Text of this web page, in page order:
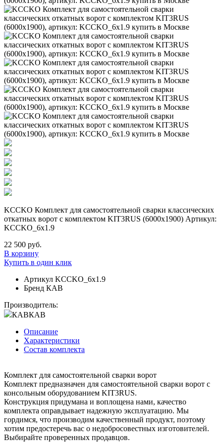
KCCKO Комплект для самостоятельной сварки классических
откатных ворот c комплектом KIT3RUS (6000х1900) Артикул:
KCCKO_6x1.9
22 500 руб.
В корзину
Купить в один клик
Артикул KCCKO_6x1.9
Бренд КАВ
Производитель:
КАВКАВ
Описание
Характеристики
Состав комплекта
Комплект для самостоятельной сварки ворот
Комплект предназначен для самостоятельной сварки ворот с
консольным оборудованием KIT3RUS.
Конструкция придумана и воплощена нами, качество
комплекта оправдывает надежную эксплуатацию. Мы
гордимся, что производим качественный продукт, поэтому
хотим предостеречь вас о недобросовестных изготовителей.
Выбирайте проверенных продавцов.